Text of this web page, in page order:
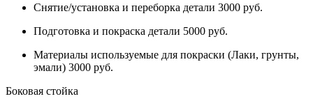
Снятие/установка и переборка детали 3000 руб.
Подготовка и покраска детали 5000 руб.
Материалы используемые для покраски (Лаки, грунты,
эмали) 3000 руб.
Боковая стойка